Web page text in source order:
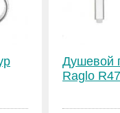
Душевой
Raglo